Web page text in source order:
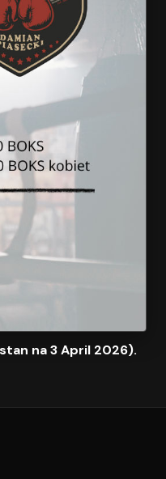
na 3 April 2026).